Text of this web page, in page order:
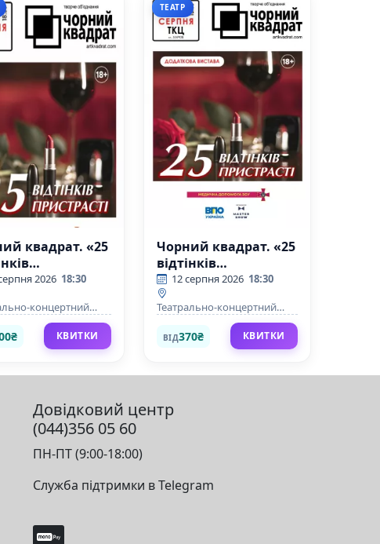
квадрат. «25
2026 18:30
концертний
КВИТКИ
ТЕАТР
Чорний квадрат. «25
відтінків
пристрасті»
12 серпня 2026 18:30
Театрально-концертний
ВІД370₴ КВИТКИ
Довідковий центр
(044)356 05 60
ПН-ПТ (9:00-18:00)
Служба підтримки в Telegram